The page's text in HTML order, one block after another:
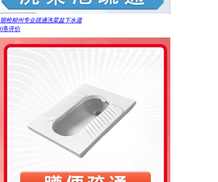
银枪柳州专业疏通洗菜盆下水道
0条评价